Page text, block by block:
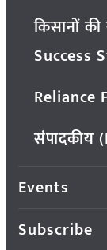
किसानों
Success
Reliance
संपादकीय
Events
Subscribe